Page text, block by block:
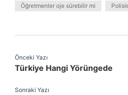
Öğretmenler oje sürebilir mi
Önceki Yazı
Türkiye Hangi Yörüngede
Sonraki Yazı